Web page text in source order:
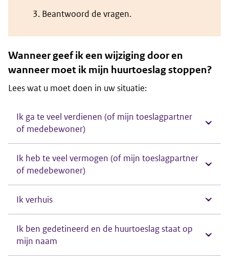
Beantwoord de vragen.
Wanneer geef ik een wijziging door en
wanneer moet ik mijn huurtoeslag stoppen?
Lees wat u moet doen in uw situatie:
Ik ga te veel verdienen (of mijn toeslagpartner
of medebewoner)
Ik heb te veel vermogen (of mijn toeslagpartner
of medebewoner)
Ik verhuis
Ik ben gedetineerd en de huurtoeslag staat op
mijn naam